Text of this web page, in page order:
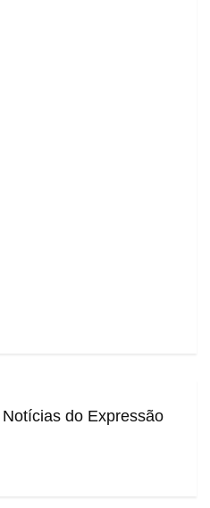
do Expressão